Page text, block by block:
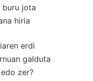
buru jota
hiria
erdi
galduta
zer?